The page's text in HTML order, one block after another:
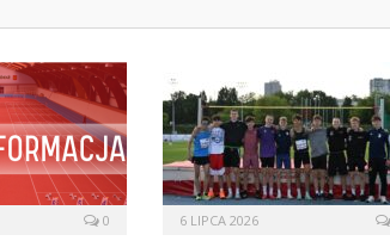
0 6 LIPCA 2026